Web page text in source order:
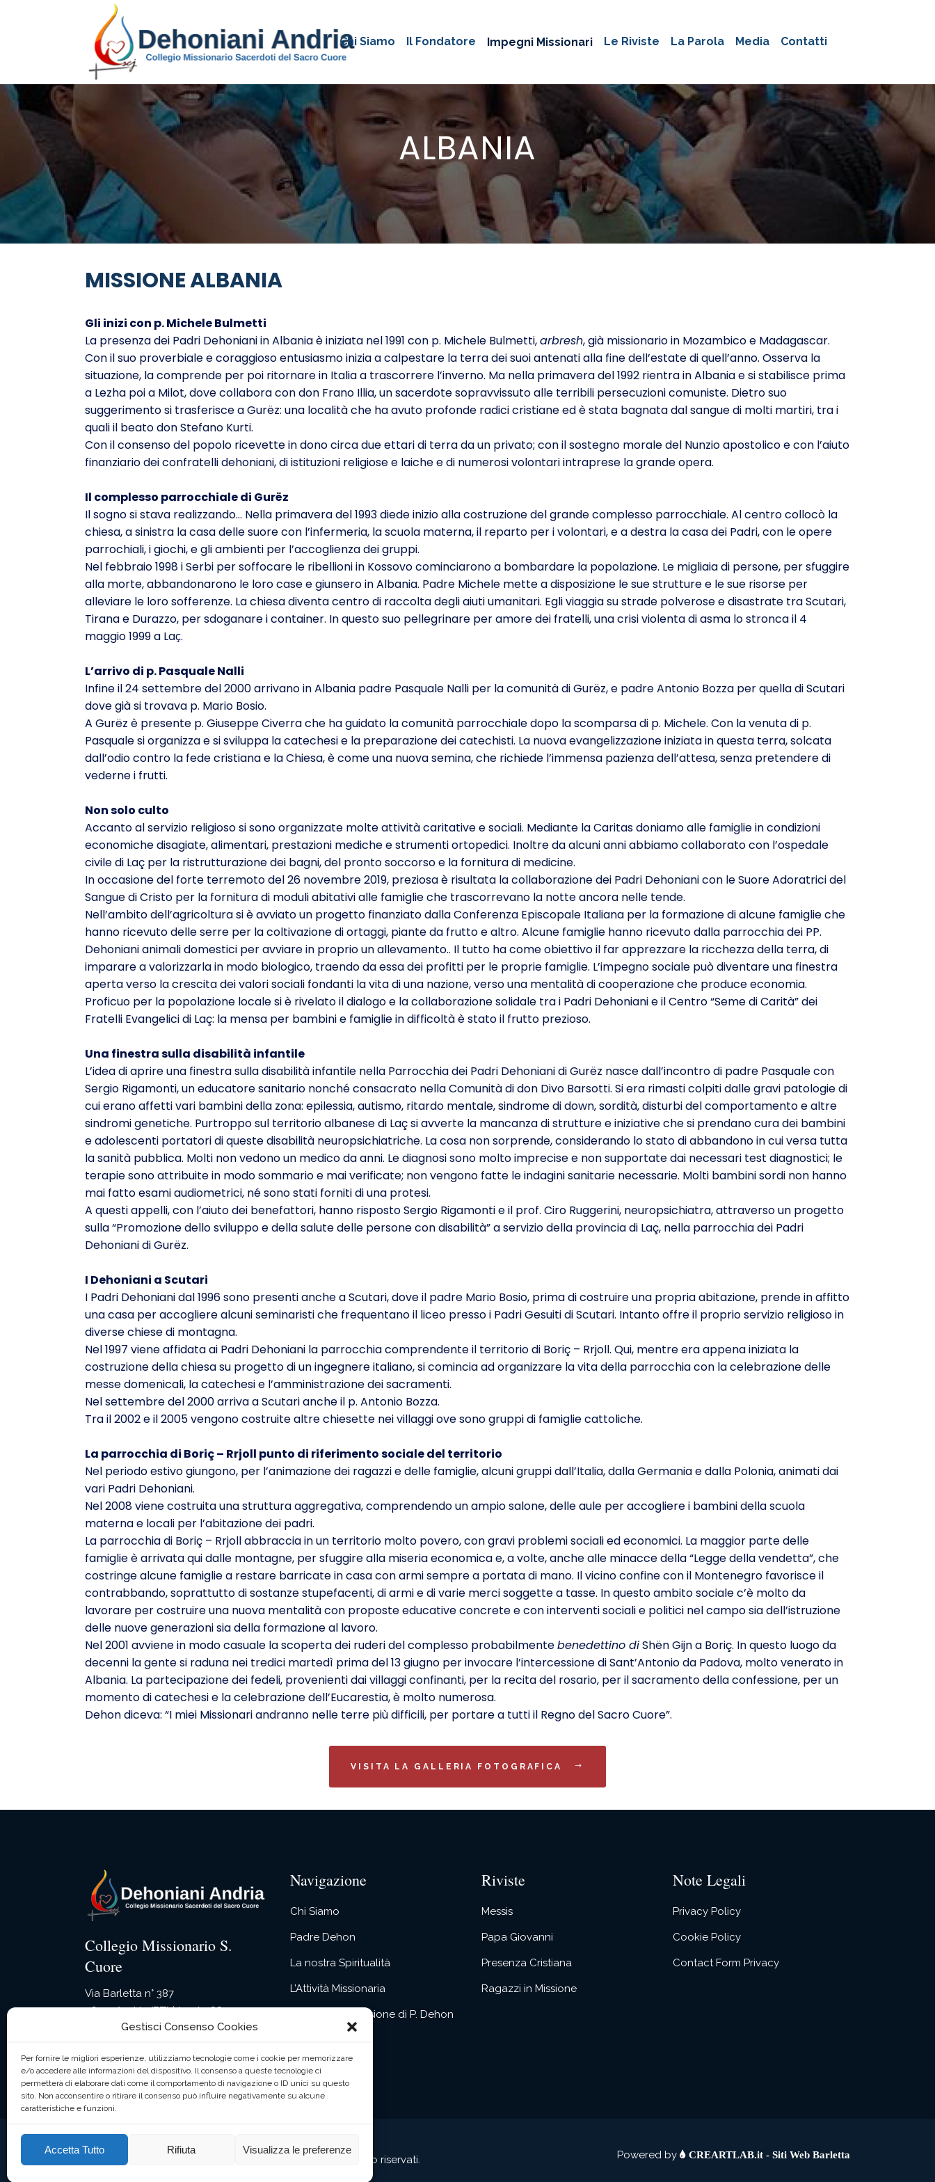
Gestisci Consenso Cookies
Per fornire le migliori esperienze, utilizziamo tecnologie come i cookie per memorizzare
e/o accedere alle informazioni del dispositivo. Il consenso a queste tecnologie ci
permetterà di elaborare dati come il comportamento di navigazione o ID unici su questo
sito. Non acconsentire o ritirare il consenso può influire negativamente su alcune
caratteristiche e funzioni.
Accetta Tutto Rifiuta Visualizza le preferenze
Chi Siamo Il Fondatore Impegni Missionari Le Riviste La Parola Media Contatti
ALBANIA
MISSIONE ALBANIA
Gli inizi con p. Michele Bulmetti
La presenza dei Padri Dehoniani in Albania è iniziata nel 1991 con p. Michele Bulmetti,arbresh, già missionario in Mozambico e Madagascar.
Con il suo proverbiale e coraggioso entusiasmo inizia a calpestare la terra dei suoi antenati alla fine dell’estate di quell’anno. Osserva la
situazione, la comprende per poi ritornare in Italia a trascorrere l’inverno. Ma nella primavera del 1992 rientra in Albania e si stabilisce prima
a Lezha poi a Milot, dove collabora con don Frano Illia, un sacerdote sopravvissuto alle terribili persecuzioni comuniste. Dietro suo
suggerimento si trasferisce a Gurëz: una località che ha avuto profonde radici cristiane ed è stata bagnata dal sangue di molti martiri, tra i
quali il beato don Stefano Kurti.
Con il consenso del popolo ricevette in dono circa due ettari di terra da un privato; con il sostegno morale del Nunzio apostolico e con l’aiuto
finanziario dei confratelli dehoniani, di istituzioni religiose e laiche e di numerosi volontari intraprese la grande opera.
Il complesso parrocchiale di Gurëz
Il sogno si stava realizzando… Nella primavera del 1993 diede inizio alla costruzione del grande complesso parrocchiale. Al centro collocò la
chiesa, a sinistra la casa delle suore con l’infermeria, la scuola materna, il reparto per i volontari, e a destra la casa dei Padri, con le opere
parrochiali, i giochi, e gli ambienti per l’accoglienza dei gruppi.
Nel febbraio 1998 i Serbi per soffocare le ribellioni in Kossovo cominciarono a bombardare la popolazione. Le migliaia di persone, per sfuggire
alla morte, abbandonarono le loro case e giunsero in Albania. Padre Michele mette a disposizione le sue strutture e le sue risorse per
alleviare le loro sofferenze. La chiesa diventa centro di raccolta degli aiuti umanitari. Egli viaggia su strade polverose e disastrate tra Scutari,
Tirana e Durazzo, per sdoganare i container. In questo suo pellegrinare per amore dei fratelli, una crisi violenta di asma lo stronca il 4
maggio 1999 a Laҫ.
L’arrivo di p. Pasquale Nalli
Infine il 24 settembre del 2000 arrivano in Albania padre Pasquale Nalli per la comunità di Gurëz, e padre Antonio Bozza per quella di Scutari
dove già si trovava p. Mario Bosio.
A Gurëz è presente p. Giuseppe Civerra che ha guidato la comunità parrocchiale dopo la scomparsa di p. Michele. Con la venuta di p.
Pasquale si organizza e si sviluppa la catechesi e la preparazione dei catechisti. La nuova evangelizzazione iniziata in questa terra, solcata
dall’odio contro la fede cristiana e la Chiesa, è come una nuova semina, che richiede l’immensa pazienza dell’attesa, senza pretendere di
vederne i frutti.
Non solo culto
Accanto al servizio religioso si sono organizzate molte attività caritative e sociali. Mediante la Caritas doniamo alle famiglie in condizioni
economiche disagiate, alimentari, prestazioni mediche e strumenti ortopedici. Inoltre da alcuni anni abbiamo collaborato con l’ospedale
civile di Laç per la ristrutturazione dei bagni, del pronto soccorso e la fornitura di medicine.
In occasione del forte terremoto del 26 novembre 2019, preziosa è risultata la collaborazione dei Padri Dehoniani con le Suore Adoratrici del
Sangue di Cristo per la fornitura di moduli abitativi alle famiglie che trascorrevano la notte ancora nelle tende.
Nell’ambito dell’agricoltura si è avviato un progetto finanziato dalla Conferenza Episcopale Italiana per la formazione di alcune famiglie che
hanno ricevuto delle serre per la coltivazione di ortaggi, piante da frutto e altro. Alcune famiglie hanno ricevuto dalla parrocchia dei PP.
Dehoniani animali domestici per avviare in proprio un allevamento.. Il tutto ha come obiettivo il far apprezzare la ricchezza della terra, di
imparare a valorizzarla in modo biologico, traendo da essa dei profitti per le proprie famiglie. L’impegno sociale può diventare una finestra
aperta verso la crescita dei valori sociali fondanti la vita di una nazione, verso una mentalità di cooperazione che produce economia.
Proficuo per la popolazione locale si è rivelato il dialogo e la collaborazione solidale tra i Padri Dehoniani e il Centro “Seme di Carità” dei
Fratelli Evangelici di Laç: la mensa per bambini e famiglie in difficoltà è stato il frutto prezioso.
Una finestra sulla disabilità infantile
L’idea di aprire una finestra sulla disabilità infantile nella Parrocchia dei Padri Dehoniani di Gurëz nasce dall’incontro di padre Pasquale con
Sergio Rigamonti, un educatore sanitario nonché consacrato nella Comunità di don Divo Barsotti. Si era rimasti colpiti dalle gravi patologie di
cui erano affetti vari bambini della zona: epilessia, au­tismo, ritardo mentale, sindrome di down, sordità, disturbi del comportamento e altre
sindromi ge­netiche. Purtroppo sul territorio albanese di Laç si avverte la mancanza di strutture e iniziative che si prendano cura dei bambini
e adolescenti portatori di queste disabilità neuropsichiatriche. La cosa non sorprende, considerando lo stato di abbandono in cui versa tutta
la sanità pubblica. Molti non vedono un medico da anni. Le diagnosi sono molto imprecise e non supportate dai necessari test diagnostici; le
terapie sono attribuite in modo sommario e mai verificate; non vengono fatte le indagini sanitarie necessarie. Molti bambini sordi non hanno
mai fatto esami audiometrici, né sono stati forniti di una protesi.
A questi appelli, con l’aiuto dei benefattori, hanno risposto Sergio Rigamonti e il prof. Ciro Ruggerini, neuropsichiatra, attraverso un progetto
sulla “Promozione dello sviluppo e della salute delle persone con disabilità” a servi­zio della provincia di Laç, nella parrocchia dei Padri
Dehoniani di Gurëz.
I Dehoniani a Scutari
I Padri Dehoniani dal 1996 sono presenti anche a Scutari, dove il padre Mario Bosio, prima di costruire una propria abitazione, prende in affitto
una casa per accogliere alcuni seminaristi che frequentano il liceo presso i Padri Gesuiti di Scutari. Intanto offre il proprio servizio religioso in
diverse chiese di montagna.
Nel 1997 viene affidata ai Padri Dehoniani la parrocchia comprendente il territorio di Boriç – Rrjoll. Qui, mentre era appena iniziata la
costruzione della chiesa su progetto di un ingegnere italiano, si comincia ad organizzare la vita della parrocchia con la celebrazione delle
messe domenicali, la catechesi e l’amministrazione dei sacramenti.
Nel settembre del 2000 arriva a Scutari anche il p. Antonio Bozza.
Tra il 2002 e il 2005 vengono costruite altre chiesette nei villaggi ove sono gruppi di famiglie cattoliche.
La parrocchia di Boriç – Rrjoll punto di riferimento sociale del territorio
Nel periodo estivo giungono, per l’animazione dei ragazzi e delle famiglie, alcuni gruppi dall’Italia, dalla Germania e dalla Polonia, animati dai
vari Padri Dehoniani.
Nel 2008 viene costruita una struttura aggregativa, comprendendo un ampio salone, delle aule per accogliere i bambini della scuola
materna e locali per l’abitazione dei padri.
La parrocchia di Boriç – Rrjoll abbraccia in un territorio molto povero, con gravi problemi sociali ed economici. La maggior parte delle
famiglie è arrivata qui dalle montagne, per sfuggire alla miseria economica e, a volte, anche alle minacce della “Legge della vendetta”, che
costringe alcune famiglie a restare barricate in casa con armi sempre a portata di mano. Il vicino confine con il Montenegro favorisce il
contrabbando, soprattutto di sostanze stupefacenti, di armi e di varie merci soggette a tasse. In questo ambito sociale c’è molto da
lavorare per costruire una nuova mentalità con proposte educative concrete e con interventi sociali e politici nel campo sia dell’istruzione
delle nuove generazioni sia della formazione al lavoro.
Nel 2001 avviene in modo casuale la scoperta dei ruderi del complesso probabilmentebenedettino diShën Gijn a Boriç. In questo luogo da
decenni la gente si raduna nei tredici martedì prima del 13 giugno per invocare l’intercessione di Sant’Antonio da Padova, molto venerato in
Albania. La partecipazione dei fedeli, provenienti dai villaggi confinanti, per la recita del rosario, per il sacramento della confessione, per un
momento di catechesi e la celebrazione dell’Eucarestia, è molto numerosa.
Dehon diceva: “I miei Missionari andranno nelle terre più difficili, per portare a tutti il Regno del Sacro Cuore”.
VISITA LA GALLERIA FOTOGRAFICA
Collegio Missionario S.
Cuore
Via Barletta n° 387
76123 Andria (BT) | (+39) 0883592345
Navigazione
Chi Siamo
Padre Dehon
La nostra Spiritualità
L’Attività Missionaria
Spiritualità e Missione di P. Dehon
Riviste
Messis
Papa Giovanni
Presenza Cristiana
Ragazzi in Missione
Note Legali
Privacy Policy
Cookie Policy
Contact Form Privacy
Collegio Missionario S. Cuore © Copyright. Tutti i diritti sono riservati. Powered by CREARTLAB.it - Siti Web Barletta